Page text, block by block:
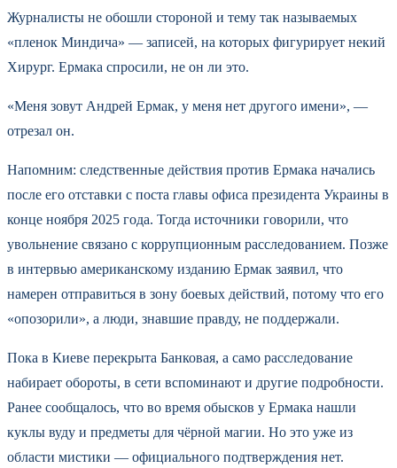
Журналисты не обошли стороной и тему так называемых
«пленок Миндича» — записей, на которых фигурирует некий
Хирург. Ермака спросили, не он ли это.
«Меня зовут Андрей Ермак, у меня нет другого имени», —
отрезал он.
Напомним: следственные действия против Ермака начались
после его отставки с поста главы офиса президента Украины в
конце ноября 2025 года. Тогда источники говорили, что
увольнение связано с коррупционным расследованием. Позже
в интервью американскому изданию Ермак заявил, что
намерен отправиться в зону боевых действий, потому что его
«опозорили», а люди, знавшие правду, не поддержали.
Пока в Киеве перекрыта Банковая, а само расследование
набирает обороты, в сети вспоминают и другие подробности.
Ранее сообщалось, что во время обысков у Ермака нашли
куклы вуду и предметы для чёрной магии. Но это уже из
области мистики — официального подтверждения нет.